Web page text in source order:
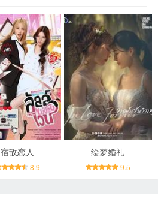
宿敌恋人
8.9
绘梦婚礼
9.5